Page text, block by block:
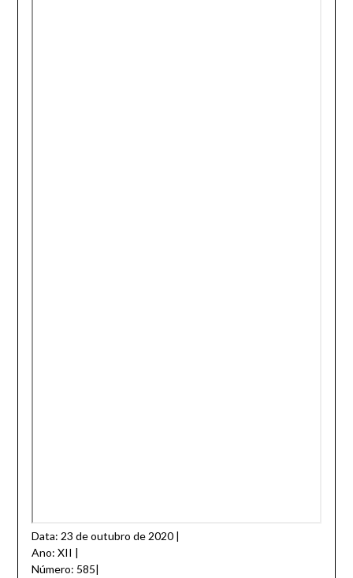
Data: 23 de outubro de 2020 |
Ano: XII |
Número: 585|